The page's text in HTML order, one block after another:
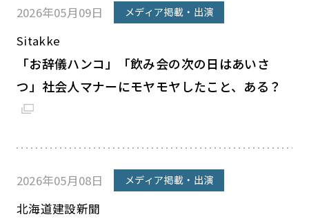
2026年05月09日 メディア掲載・出演
Sitakke
「お辞儀ハンコ」「飲み会の次の日はあいさ
つ」社会人マナーにモヤモヤしたこと、ある？
2026年05月08日 メディア掲載・出演
北海道建設新聞